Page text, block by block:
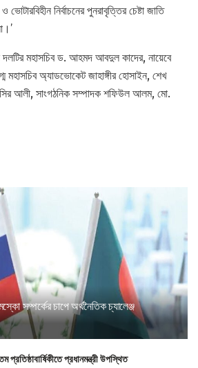
নির্বাচনের পুনরাবৃত্তির চেষ্টা জাতি
মহাসচিব ড. আহমদ আবদুল কাদের, নায়েবে
মহাসচিব অ্যাডভোকেট জাহাঙ্গীর হোসাইন, শেখ
আলী, সাংগঠনিক সম্পাদক শফিউল আলম, মো.
সম্পর্কের চাপে অর্থনৈতিক চ্যালেঞ্জ
প্রতিষ্ঠাবার্ষিকীতে প্রধানমন্ত্রী উপস্থিত